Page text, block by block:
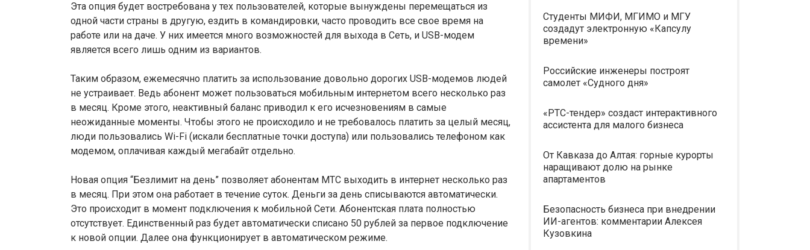
Эта опция будет востребована у тех пользователей, которые вынуждены перемещаться из
одной части страны в другую, ездить в командировки, часто проводить все свое время на
работе или на даче. У них имеется много возможностей для выхода в Сеть, и USB-модем
является всего лишь одним из вариантов.
Таким образом, ежемесячно платить за использование довольно дорогих USB-модемов людей
не устраивает. Ведь абонент может пользоваться мобильным интернетом всего несколько раз
в месяц. Кроме этого, неактивный баланс приводил к его исчезновениям в самые
неожиданные моменты. Чтобы этого не происходило и не требовалось платить за целый месяц,
люди пользовались Wi-Fi (искали бесплатные точки доступа) или пользовались телефоном как
модемом, оплачивая каждый мегабайт отдельно.
Новая опция “Безлимит на день” позволяет абонентам МТС выходить в интернет несколько раз
в месяц. При этом она работает в течение суток. Деньги за день списываются автоматически.
Это происходит в момент подключения к мобильной Сети. Абонентская плата полностью
отсутствует. Единственный раз будет автоматически списано 50 рублей за первое подключение
к новой опции. Далее она функционирует в автоматическом режиме.
Студенты МИФИ, МГИМО и МГУ
создадут электронную «Капсулу
времени»
Российские инженеры построят
самолет «Судного дня»
«РТС-тендер» создаст интерактивного
ассистента для малого бизнеса
От Кавказа до Алтая: горные курорты
наращивают долю на рынке
апартаментов
Безопасность бизнеса при внедрении
ИИ-агентов: комментарии Алексея
Кузовкина